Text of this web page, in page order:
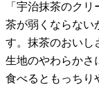
「宇治抹茶のク
茶が弱くならない
す。抹茶のおいし
生地のやわらかさ
食べるともっちり